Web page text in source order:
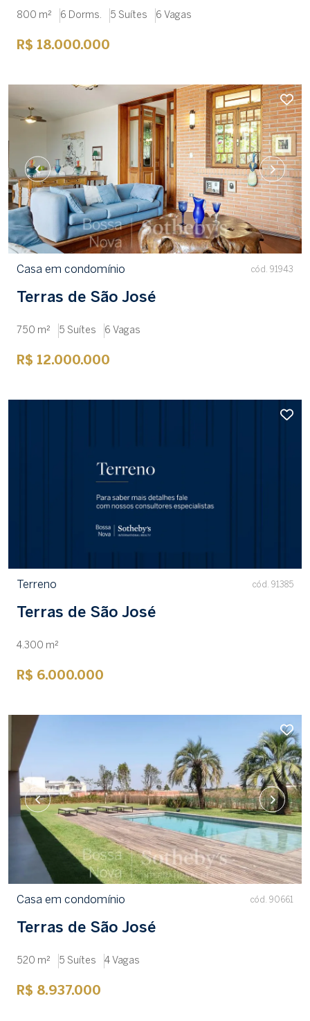
800 m² 6 Dorms. 5 Suítes 6 Vagas
R$ 18.000.000
Casa em condomínio cód. 91943
Terras de São José
750 m² 5 Suítes 6 Vagas
R$ 12.000.000
Terreno cód. 91385
Terras de São José
4.300 m²
R$ 6.000.000
Casa em condomínio cód. 90661
Terras de São José
520 m² 5 Suítes 4 Vagas
R$ 8.937.000